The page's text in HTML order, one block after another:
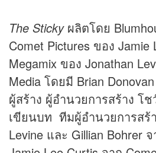
The Stickyผลิตโดย
Comet Pictures ของ Jamie
Megamix ของ Jonathan
Media โดยมี Brian
ผู้สร้าง ผู้อำนวยการสร้าง โ
เขียนบท ทีมผู้อำนวยการสร้
Levine และ Gillian Bohrer